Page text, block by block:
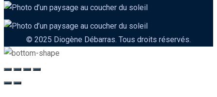
© 2025 Diogène Débarras. Tous droits réservés.